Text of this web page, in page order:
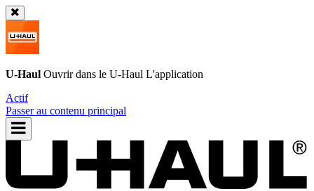
U-Haul Ouvrir dans le U-Haul L'application
Actif
Passer au contenu principal